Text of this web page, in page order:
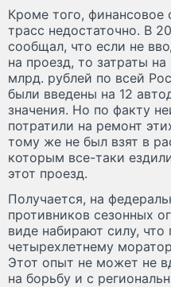
Кроме того, финансовое
трасс недостаточно. В
сообщал, что если не
на проезд, то затраты
млрд. рублей по всей
были введены на 12
значения. Но по факту
потратили на ремонт
тому же не был взят в
которым все-таки
этот проезд.
Получается, на
противников сезонных
виде набирают силу, что
четырехлетнему
Этот опыт не может не
на борьбу и с